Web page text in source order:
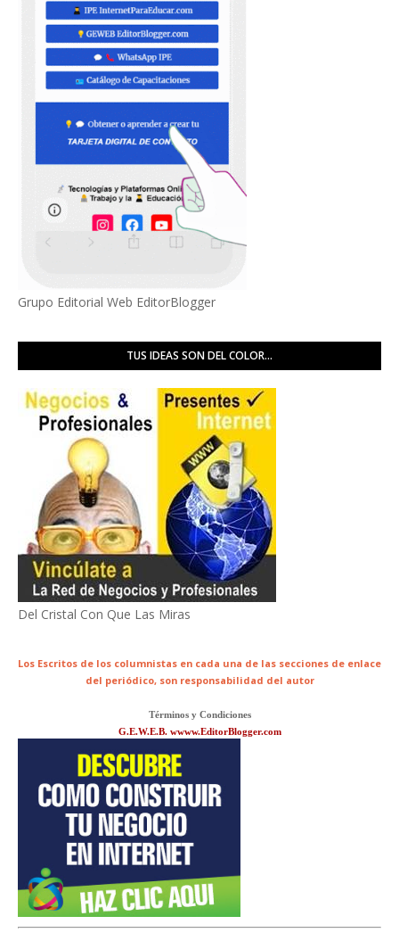
Grupo Editorial Web EditorBlogger
TUS IDEAS SON DEL COLOR...
Del Cristal Con Que Las Miras
Los Escritos de los columnistas en cada una de las secciones de enlace
del periódico, son responsabilidad del autor
Términos y Condiciones
G.E.W.E.B. wwww.EditorBlogger.com